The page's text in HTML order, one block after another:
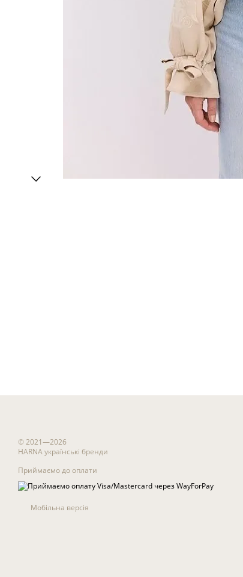
© 2021—2026
HARNA українські бренди
Приймаємо до оплати
Мобільна версія